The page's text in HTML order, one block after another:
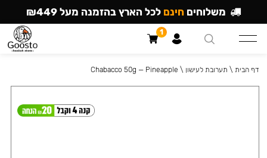
דף הבית \ תערובת לעישון \
Chabacco 50g — Pineapple
משלוחים חינם לכל הארץ בהזמנה מעל ₪449
1